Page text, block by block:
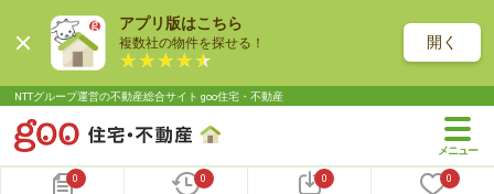
アプリ版はこちら
複数社の物件を探せる！ 開く
NTTグループ運営の不動産総合サイト goo住宅・不動産
0 0 0 0